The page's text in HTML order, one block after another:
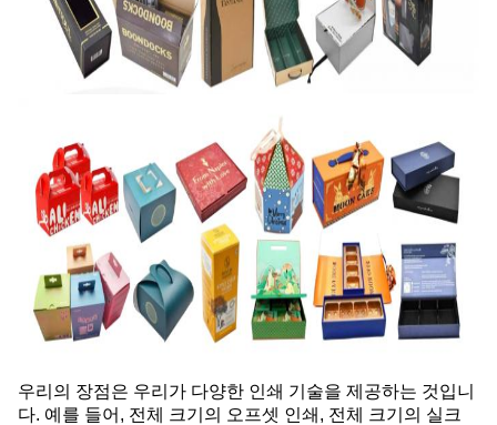
우리의 장점은 우리가 다양한 인쇄 기술을 제공하는 것입니
다. 예를 들어, 전체 크기의 오프셋 인쇄, 전체 크기의 실크